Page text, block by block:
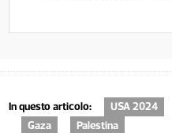
In questo articolo: USA 2024
Gaza
Palestina